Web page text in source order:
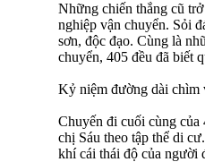
Những chiến thắng cũ
nghiệp vận chuyển. Sỏi
sơn, độc đạo. Cùng là
chuyển, 405 đều đã biết
Kỷ niệm đường dài chìm
Chuyến đi cuối cùng
chị Sáu theo tập thể di
khí cái thái độ của người